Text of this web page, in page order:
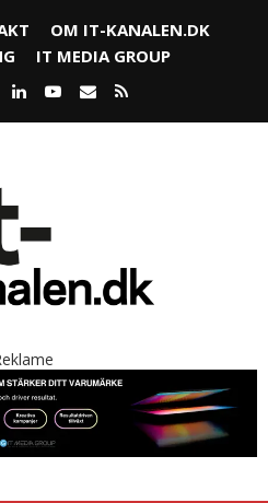
OM IT-KANALEN.DK
IT MEDIA GROUP